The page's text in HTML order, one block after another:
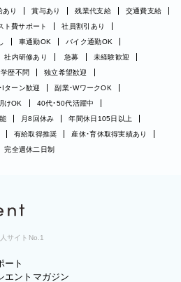
あり 賞与あり 残業代支給
交通費支給
ト費サポート
社員割引あり
車通勤OK
バイク通勤OK
社内研修あり 急募
未経験歓迎
学歴不問
独立希望歓迎
Iターン歓迎
副業・WワークOK
けOK
40代・50代活躍中
月8回休み
年間休日105日以上
有給取得推奨
産休・育休取得実績あり
完全週休二日制
サイトNo.1
ート
エントマガジン